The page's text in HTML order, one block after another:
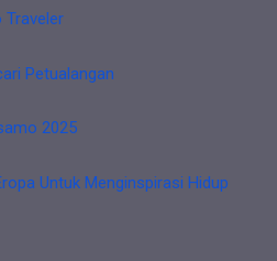
Traveler
Petualangan
2025
Untuk Menginspirasi Hidup